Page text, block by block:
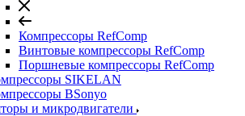
Компрессоры RefComp
Винтовые компрессоры RefComp
Поршневые компрессоры RefComp
SIKELAN
BSonyo
и микродвигатели